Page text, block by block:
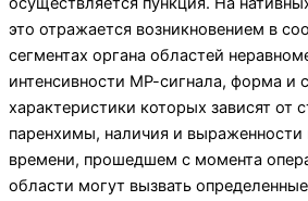
это отражается воз­никновением в
сегментах органа областей
интенсивности МР-сигнала, форма и
характеристики которых зависят от
паренхимы, наличия и выраженности
времени, прошедшем с момента
об­ласти могут вызвать